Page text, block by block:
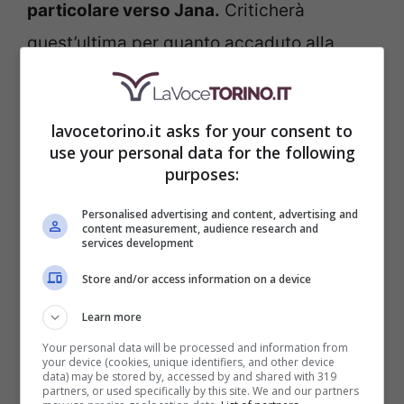
particolare verso Jana. Criticherà
quest’ultima per quanto accaduto alla
battuta di caccia e
ruolo di infermiera, essendo una semplice
domestica.
lavocetorino.it asks for your consent to
use your personal data for the following
purposes:
Personalised advertising and content, advertising and
content measurement, audience research and
services development
Store and/or access information on a device
Learn more
Your personal data will be processed and information from
your device (cookies, unique identifiers, and other device
data) may be stored by, accessed by and shared with 319
partners, or used specifically by this site. We and our partners